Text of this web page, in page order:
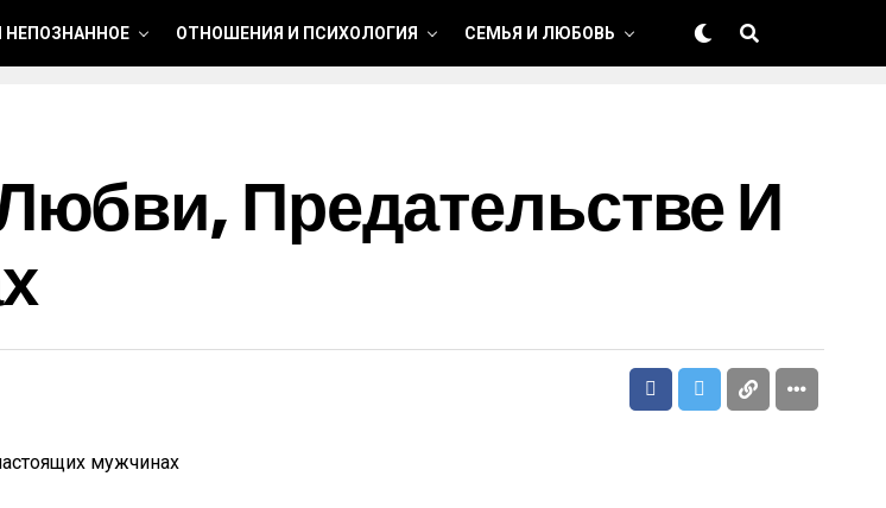
НЕПОЗНАННОЕ ОТНОШЕНИЯ И ПСИХОЛОГИЯ СЕМЬЯ И ЛЮБОВЬ
Предательстве И